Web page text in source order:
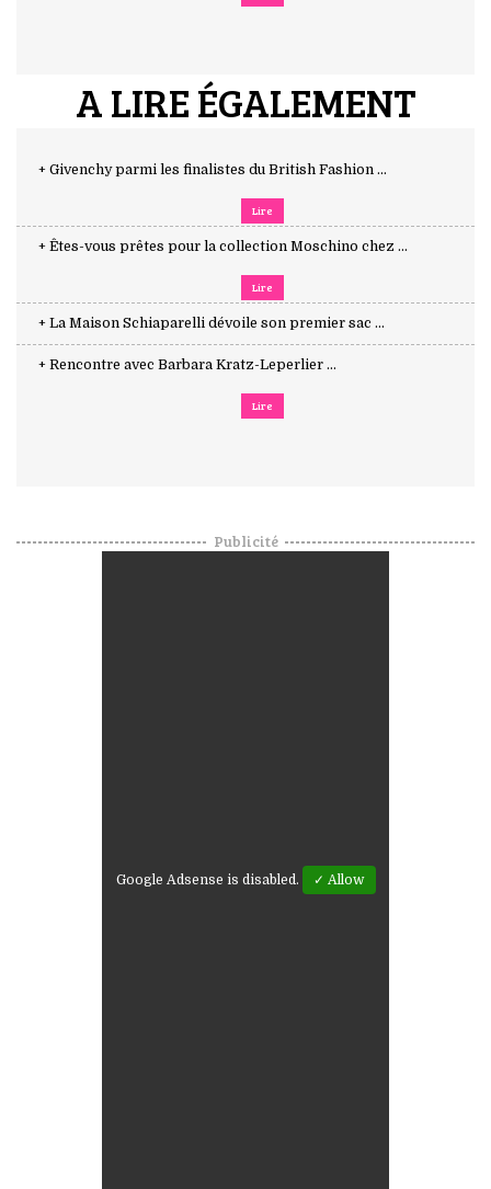
A LIRE ÉGALEMENT
+ Givenchy parmi les finalistes du British Fashion ...
Lire
+ Êtes-vous prêtes pour la collection Moschino chez ...
Lire
+ La Maison Schiaparelli dévoile son premier sac ...
+ Rencontre avec Barbara Kratz-Leperlier ...
Lire
Publicité
Google Adsense is disabled. ✓ Allow